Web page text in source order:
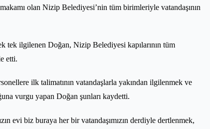
olan Nizip Belediyesi’nin tüm birimleriyle vatandaşının
tek ilgilenen Doğan, Nizip Belediyesi kapılarının tüm
etti.
ilk talimatının vatandaşlarla yakından ilgilenmek ve
vurgu yapan Doğan şunları kaydetti.
evi biz buraya her bir vatandaşımızın derdiyle dertlenmek,